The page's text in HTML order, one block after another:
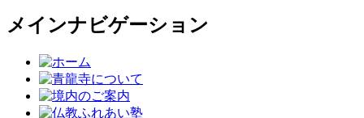
メインナビゲーション